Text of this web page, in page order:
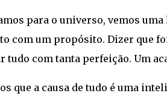
para o universo, vemos
com um propósito. Dizer que
tudo com tanta perfeição. Um
que a causa de tudo é uma